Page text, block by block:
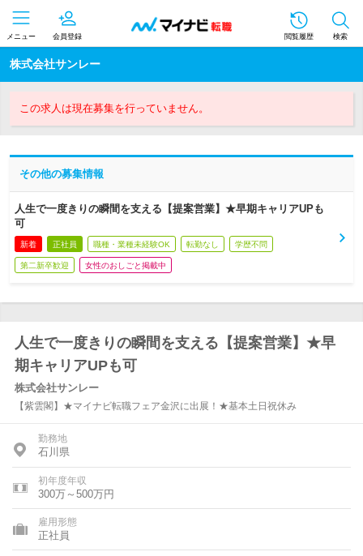
メニュー 会員登録 閲覧履歴 検索
株式会社サンレー
この求人は現在募集を行っていません。
その他の募集情報
人生で一度きりの瞬間を支える【提案営業】★早期キャリアUPも
可
新着 正社員 職種・業種未経験OK 転勤なし 学歴不問
第二新卒歓迎 女性のおしごと掲載中
人生で一度きりの瞬間を支える【提案営業】★早
期キャリアUPも可
株式会社サンレー
【紫雲閣】★マイナビ転職フェア金沢に出展！★基本土日祝休み
勤務地
石川県
初年度年収
300万～500万円
雇用形態
正社員